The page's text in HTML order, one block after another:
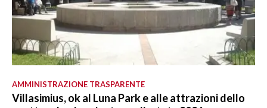
AMMINISTRAZIONE TRASPARENTE
Villasimius, ok al Luna Park e alle attrazioni dello